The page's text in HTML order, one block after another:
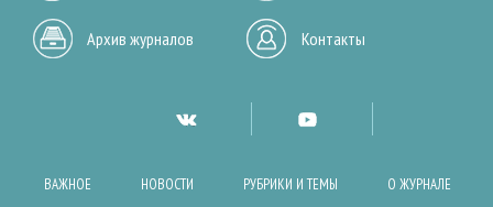
Архив журналов Контакты
ВАЖНОЕ НОВОСТИ РУБРИКИ И ТЕМЫ О ЖУРНАЛЕ